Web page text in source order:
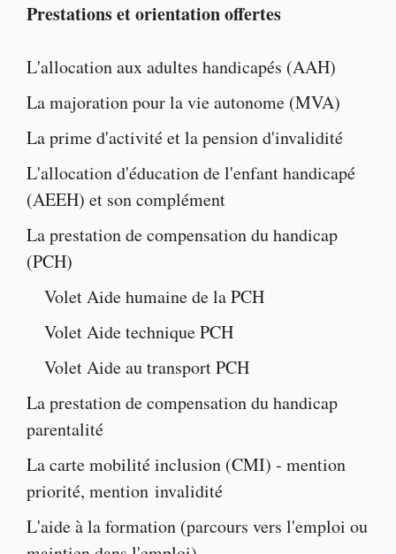
Prestations et orientation offertes
L'allocation aux adultes handicapés (AAH)
La majoration pour la vie autonome (MVA)
Laprime d'activitéet lapension d'invalidité
L'allocation d'éducation de l'enfant handicapé
(AEEH) et son complément
Laprestation de compensation du handicap
(PCH)
VoletAide humaine de la PCH
VoletAide technique PCH
VoletAide au transport PCH
Laprestation de compensation du handicap
parentalité
Lacarte mobilité inclusion (CMI) - mention
priorité, mention invalidité
L'aide à la formation (parcours vers l'emploi ou